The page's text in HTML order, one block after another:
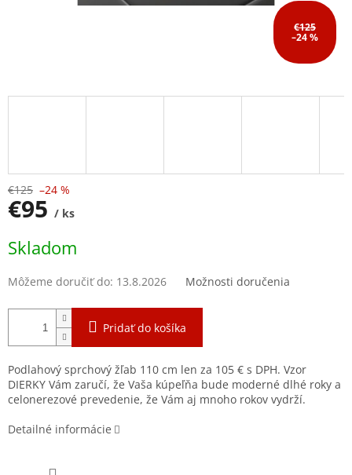
€125
–24 %
€125 –24 %
€95 / ks
cena:
Skladom
Môžeme doručiť do: 13.8.2026 Možnosti doručenia
Pridať do košíka
Podlahový sprchový žľab 110 cm len za 105 € s DPH. Vzor
DIERKY Vám zaručí, že Vaša kúpeľňa bude moderné dlhé roky a
celonerezové prevedenie, že Vám aj mnoho rokov vydrží.
Detailné informácie